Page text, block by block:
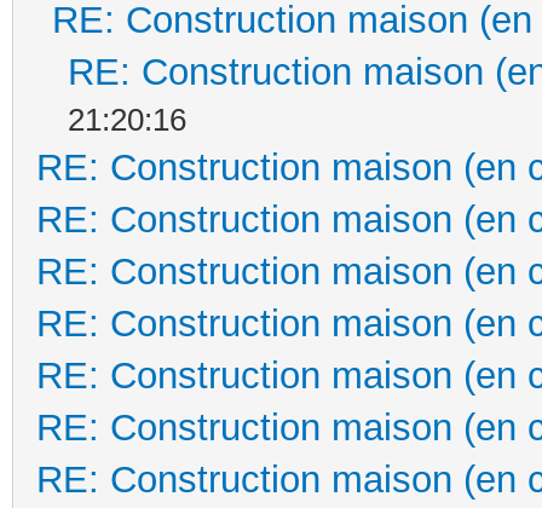
RE: Construction maison
RE: Construction maison
21:20:16
RE: Construction maison (en
RE: Construction maison (en
RE: Construction maison (en
RE: Construction maison (en
RE: Construction maison (en
RE: Construction maison (en
RE: Construction maison (en